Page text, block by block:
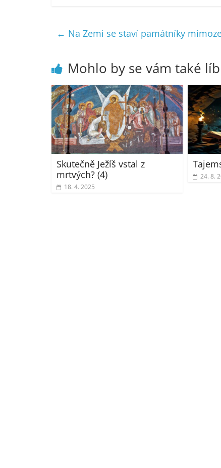
← Na Zemi se staví památníky
Mohlo by se vám také
Skutečně Ježíš vstal z
mrtvých? (4)
18. 4. 2025
24. 8.